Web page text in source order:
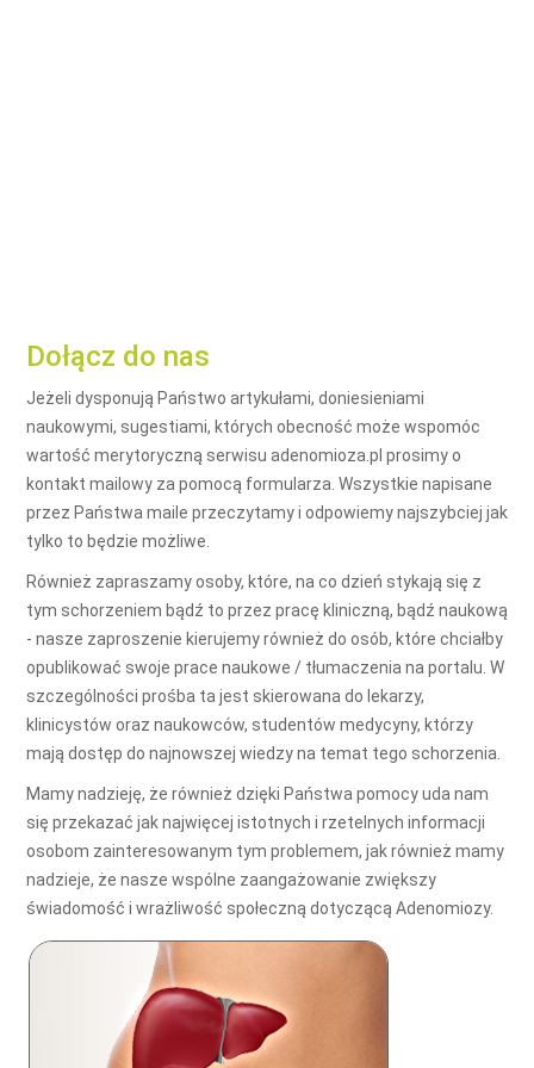
Dołącz do nas
Jeżeli dysponują Państwo artykułami, doniesieniami
naukowymi, sugestiami, których obecność może wspomóc
wartość merytoryczną serwisu adenomioza.pl prosimy o
kontakt mailowy za pomocą formularza. Wszystkie napisane
przez Państwa maile przeczytamy i odpowiemy najszybciej jak
tylko to będzie możliwe.
Również zapraszamy osoby, które, na co dzień stykają się z
tym schorzeniem bądź to przez pracę kliniczną, bądź naukową
- nasze zaproszenie kierujemy również do osób, które chciałby
opublikować swoje prace naukowe / tłumaczenia na portalu. W
szczególności prośba ta jest skierowana do lekarzy,
klinicystów oraz naukowców, studentów medycyny, którzy
mają dostęp do najnowszej wiedzy na temat tego schorzenia.
Mamy nadzieję, że również dzięki Państwa pomocy uda nam
się przekazać jak najwięcej istotnych i rzetelnych informacji
osobom zainteresowanym tym problemem, jak również mamy
nadzieje, że nasze wspólne zaangażowanie zwiększy
świadomość i wrażliwość społeczną dotyczącą Adenomiozy.